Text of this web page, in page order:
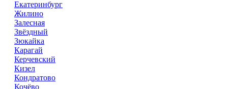
Екатеринбург
Жилино
Залесная
Звёздный
Зюкайка
Карагай
Керчевский
Кизел
Кондратово
Кочёво